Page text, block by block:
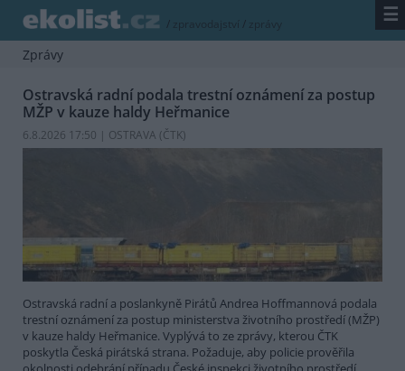
/ zpravodajství / zprávy ☰
Zprávy
Ostravská radní podala trestní oznámení za postup
MŽP v kauze haldy Heřmanice
6.8.2026 17:50 | OSTRAVA (ČTK)
Ostravská radní a poslankyně Pirátů Andrea Hoffmannová podala
trestní oznámení za postup ministerstva životního prostředí (MŽP)
v kauze haldy Heřmanice. Vyplývá to ze zprávy, kterou ČTK
poskytla Česká pirátská strana. Požaduje, aby policie prověřila